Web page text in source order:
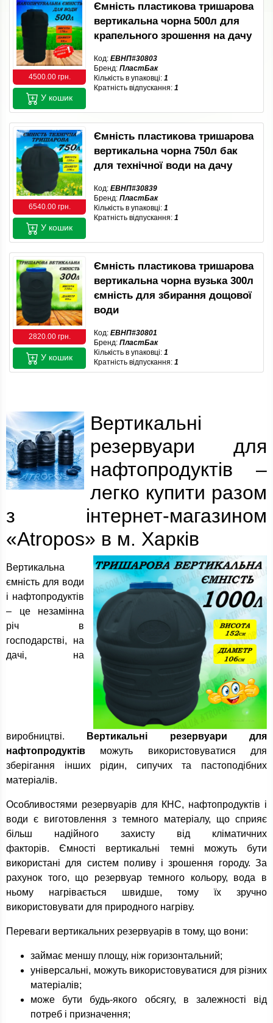
4500.00 грн.
Ємність пластикова тришарова
вертикальна чорна 500л для
крапельного зрошення на дачу
Код: ЕВНП#30803
Бренд: ПластБак
Кількість в упаковці: 1
Кратність відпускання: 1
У кошик
6540.00 грн.
Ємність пластикова тришарова
вертикальна чорна 750л бак
для технічної води на дачу
Код: ЕВНП#30839
Бренд: ПластБак
Кількість в упаковці: 1
Кратність відпускання: 1
У кошик
2820.00 грн.
Ємність пластикова тришарова
вертикальна чорна вузька 300л
ємність для збирання дощової
води
Код: ЕВНП#30801
Бренд: ПластБак
Кількість в упаковці: 1
Кратність відпускання: 1
У кошик
Вертикальні
резервуари для
нафтопродуктів –
легко купити разом
з інтернет-магазином
«Atropos» в м. Харків
Вертикальна
ємність для води
і нафтопродуктів
– це незамінна
річ в
господарстві, на
дачі, на
виробництві.
Вертикальні резервуари для
нафтопродуктів можуть використовуватися для
зберігання інших рідин, сипучих та пастоподібних
матеріалів.
Особливостями резервуарів для КНС, нафтопродуктів і
води є виготовлення з темного матеріалу, що сприяє
більш надійного захисту від кліматичних
факторів. Ємності вертикальні темні можуть бути
використані для систем поливу і зрошення городу. За
рахунок того, що резервуар темного кольору, вода в
ньому нагрівається швидше, тому їх зручно
використовувати для природного нагріву.
Переваги вертикальних резервуарів в тому, що вони:
займає меншу площу, ніж горизонтальний;
універсальні, можуть використовуватися для різних
матеріалів;
може бути будь-якого обсягу, в залежності від
потреб і призначення;